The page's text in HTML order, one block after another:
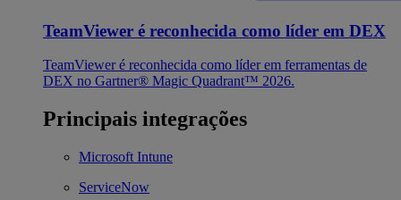
TeamViewer é reconhecida como líder em DEX
TeamViewer é reconhecida como líder em ferramentas de
DEX no Gartner® Magic Quadrant™ 2026.
Principais integrações
Microsoft Intune
ServiceNow